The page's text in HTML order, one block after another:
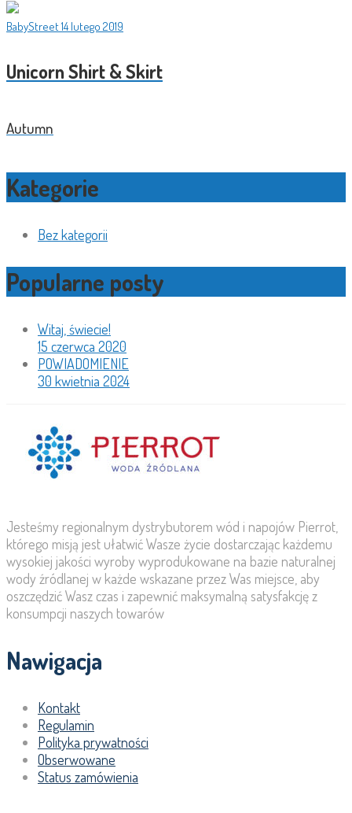
BabyStreet14 lutego 2019
Unicorn Shirt & Skirt
Autumn
Kategorie
Bez kategorii
Popularne posty
Witaj, świecie!
15 czerwca 2020
POWIADOMIENIE
30 kwietnia 2024
Jesteśmy regionalnym dystrybutorem wód i napojów Pierrot,
którego misją jest ułatwić Wasze życie dostarczając każdemu
wysokiej jakości wyroby wyprodukowane na bazie naturalnej
wody źródlanej w każde wskazane przez Was miejsce, aby
oszczędzić Wasz czas i zapewnić maksymalną satysfakcję z
konsumpcji naszych towarów
Nawigacja
Kontakt
Regulamin
Polityka prywatności
Obserwowane
Status zamówienia